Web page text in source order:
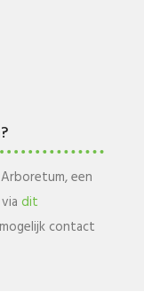
een
dit
contact